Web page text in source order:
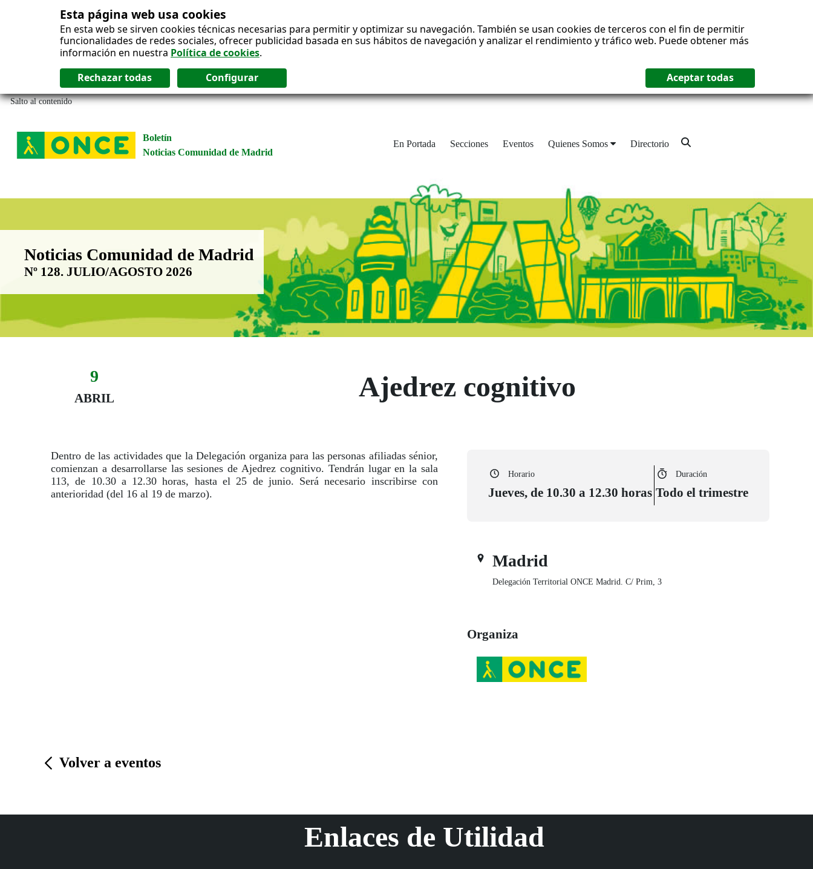
Esta página web usa cookies
En esta web se sirven cookies técnicas necesarias para permitir y optimizar su navegación. También se usan cookies de terceros con el fin de permitir
funcionalidades de redes sociales, ofrecer publicidad basada en sus hábitos de navegación y analizar el rendimiento y tráfico web. Puede obtener más
información en nuestra Política de cookies.
Salto al contenido
Boletín
Noticias Comunidad de Madrid
En Portada Secciones Eventos Quienes Somos Directorio
Boletín Noticias Comunidad de Madrid
Noticias Comunidad de Madrid
Nº 128. JULIO/AGOSTO 2026
Fecha del evento
9
ABRIL
09 abril Ajedrez cognitivo
Dentro de las actividades que la Delegación organiza para las personas afiliadas sénior,
comienzan a desarrollarse las sesiones de Ajedrez cognitivo. Tendrán lugar en la sala
113, de 10.30 a 12.30 horas, hasta el 25 de junio. Será necesario inscribirse con
anterioridad (del 16 al 19 de marzo).
Horario
Jueves, de 10.30 a 12.30 horas
Duración
Todo el trimestre
Madrid
Delegación Territorial ONCE Madrid. C/ Prim, 3
Organiza
Volver a eventos
Enlaces de Utilidad